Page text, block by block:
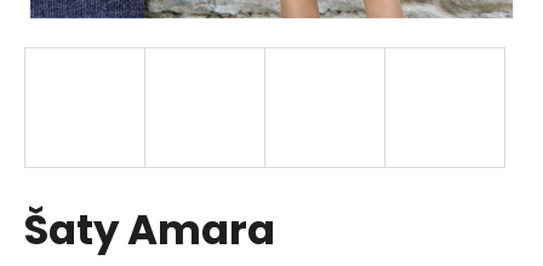
Šaty Amara
a
j
?